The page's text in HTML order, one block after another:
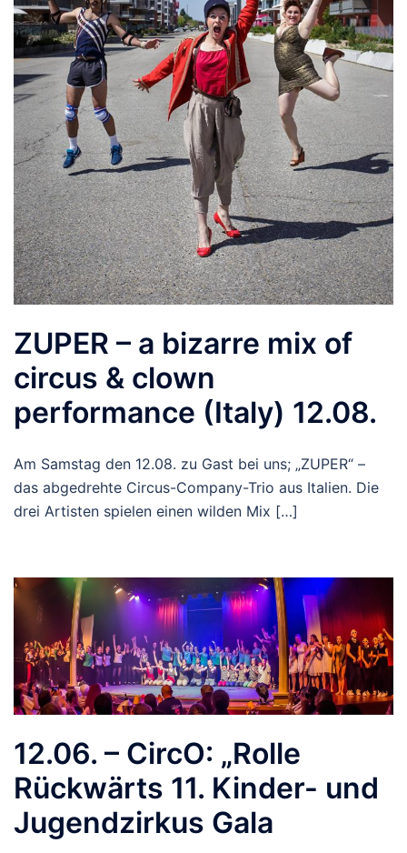
ZUPER – a bizarre mix of
circus & clown
performance (Italy) 12.08.
Am Samstag den 12.08. zu Gast bei uns; „ZUPER“ –
das abgedrehte Circus-Company-Trio aus Italien. Die
drei Artisten spielen einen wilden Mix […]
12.06. – CircO: „Rolle
Rückwärts 11. Kinder- und
Jugendzirkus Gala